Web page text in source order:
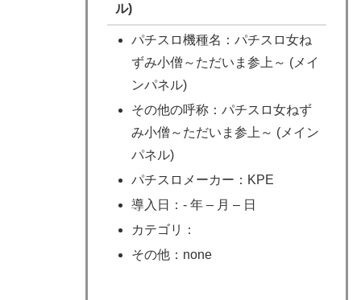
ル)
パチスロ機種名：パチスロ女ね
ずみ小僧～ただいま参上～ (メイ
ンパネル)
その他の呼称：パチスロ女ねず
み小僧～ただいま参上～ (メイン
パネル)
パチスロメーカー：KPE
導入日：- 年 – 月 – 日
カテゴリ：
その他：none